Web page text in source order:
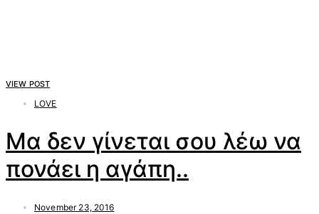
VIEW POST
LOVE
Μα δεν γίνεται σου λέω να
πονάει η αγάπη..
November 23, 2016